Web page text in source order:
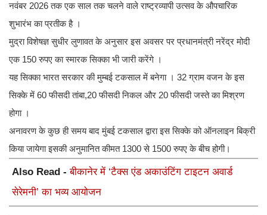
नवंबर 2026 तक एक साल तक चलने वाले राष्ट्रव्यापी उत्सव के औपचारिक
शुभारंभ का प्रतीक है ।
मुद्रा विशेषज्ञ सुधीर लुणावत के अनुसार इस अवसर पर प्रधानमंत्री नरेंद्र मोदी
एक 150 रुपए का स्मारक सिक्का भी जारी करेंगे ।
यह सिक्का भारत सरकार की मुम्बई टकसाल में बनेगा । 32 ग्राम वजन के इस
सिक्के में 60 फीसदी तांबा,20 फीसदी निकल और 20 फीसदी जस्ते का मिश्रण
होगा ।
अनावरण के कुछ ही समय बाद मुंबई टकसाल द्वारा इस सिक्के को ऑनलाइन बिक्री
किया जायेगा इसकी अनुमानित कीमत 1300 से 1500 रुपए के बीच होगी।
Also Read -बीकानेर में ‘टैक्स एंड अकाउंटिंग टाइटन अवार्ड
सेरेमनी’ का भव्य आयोजन